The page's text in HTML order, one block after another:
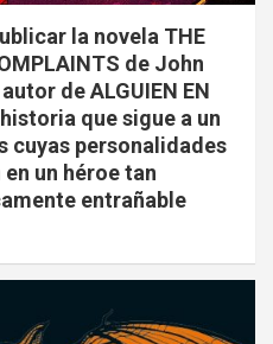
la novela THE
de John
de ALGUIEN EN
historia que sigue a un
cuyas personalidades
un héroe tan
entrañable